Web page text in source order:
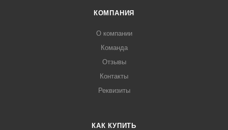
КОМПАНИЯ
О компании
Команда
Отзывы
Контакты
Реквизиты
КАК КУПИТЬ